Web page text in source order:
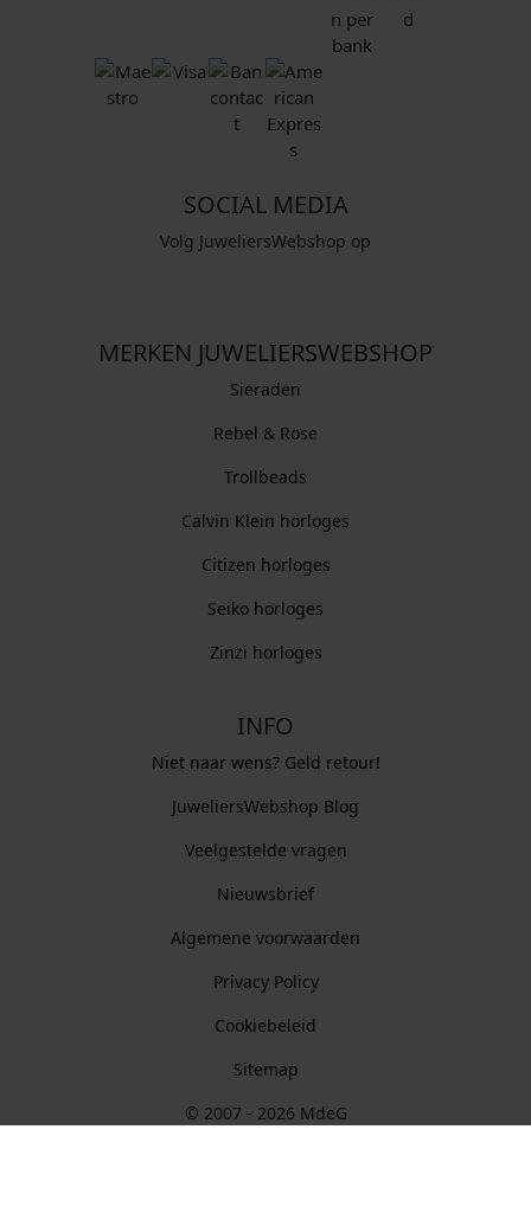
SOCIAL MEDIA
Volg JuweliersWebshop op
MERKEN JUWELIERSWEBSHOP
Sieraden
Rebel & Rose
Trollbeads
Calvin Klein horloges
Citizen horloges
Seiko horloges
Zinzi horloges
INFO
Niet naar wens? Geld retour!
JuweliersWebshop Blog
Veelgestelde vragen
Nieuwsbrief
Algemene voorwaarden
Privacy Policy
Cookiebeleid
Sitemap
© 2007 - 2026 MdeG